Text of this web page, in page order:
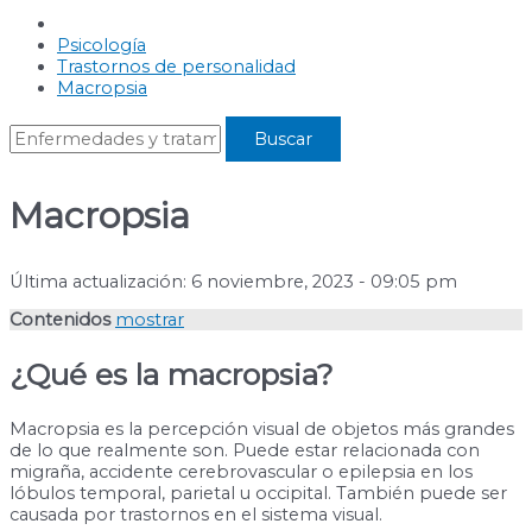
Psicología
Trastornos de personalidad
Macropsia
Macropsia
Última actualización: 6 noviembre, 2023 - 09:05 pm
Contenidos mostrar
¿Qué es la macropsia?
Macropsia es la percepción visual de objetos más grandes
de lo que realmente son. Puede estar relacionada con
migraña, accidente cerebrovascular o epilepsia en los
lóbulos temporal, parietal u occipital. También puede ser
causada por trastornos en el sistema visual.